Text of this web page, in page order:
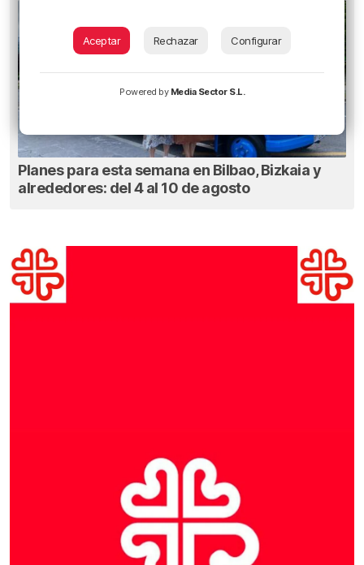
Planes para esta semana en Bilbao, Bizkaia y
alrededores: del 4 al 10 de agosto
Aceptar Rechazar Configurar
Powered by Media Sector S.L.